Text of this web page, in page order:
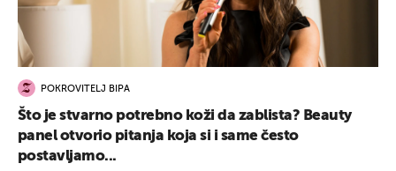
POKROVITELJ BIPA
Što je stvarno potrebno koži da zablista? Beauty
panel otvorio pitanja koja si i same često
postavljamo...